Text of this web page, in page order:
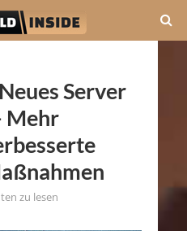
Server
Mehr
zu lesen